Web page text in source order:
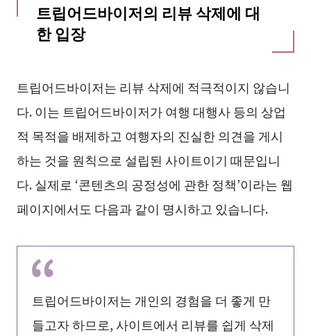
트립어드바이저의 리뷰 삭제에 대
한 입장
트립어드바이저는 리뷰 삭제에 적극적이지 않습니
다. 이는 트립어드바이저가 여행 대행사 등의 상업
적 목적을 배제하고 여행자의 진실한 의견을 게시
하는 것을 원칙으로 설립된 사이트이기 때문입니
다. 실제로 ‘콘텐츠의 공정성에 관한 정책’이라는 웹
페이지에서도 다음과 같이 명시하고 있습니다.
트립어드바이저는 개인의 경험을 더 좋게 만
들고자 하므로, 사이트에서 리뷰를 쉽게 삭제